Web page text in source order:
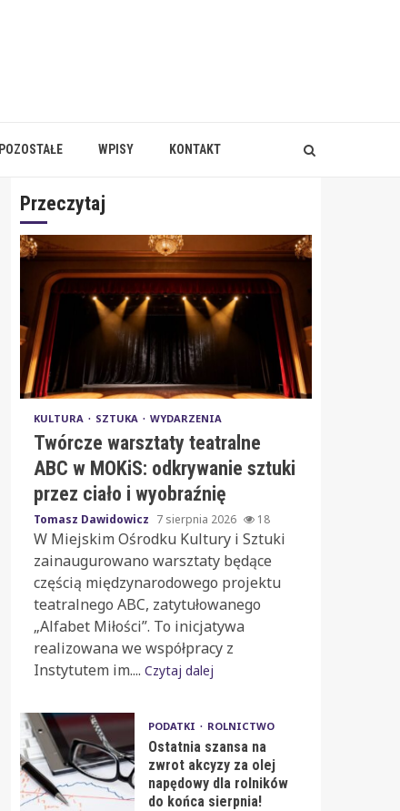
POZOSTAŁE WPISY KONTAKT
Przeczytaj
KULTURA SZTUKA WYDARZENIA
Twórcze warsztaty teatralne
ABC w MOKiS: odkrywanie sztuki
przez ciało i wyobraźnię
Tomasz Dawidowicz 7 sierpnia 2026 18
W Miejskim Ośrodku Kultury i Sztuki
zainaugurowano warsztaty będące
częścią międzynarodowego projektu
teatralnego ABC, zatytułowanego
„Alfabet Miłości”. To inicjatywa
realizowana we współpracy z
Instytutem im.... Czytaj dalej
PODATKI ROLNICTWO
Ostatnia szansa na
zwrot akcyzy za olej
napędowy dla rolników
do końca sierpnia!